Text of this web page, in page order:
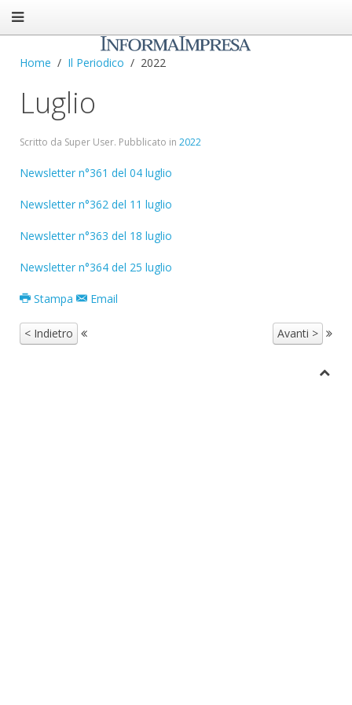
Home Il Periodico 2022
Luglio
Scritto da Super User. Pubblicato in 2022
Newsletter n°361 del 04 luglio
Newsletter n°362 del 11 luglio
Newsletter n°363 del 18 luglio
Newsletter n°364 del 25 luglio
Stampa Email
< Indietro Avanti >